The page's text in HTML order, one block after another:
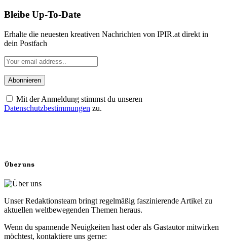
Bleibe Up-To-Date
Erhalte die neuesten kreativen Nachrichten von IPIR.at direkt in
dein Postfach
Mit der Anmeldung stimmst du unseren
Datenschutzbestimmungen zu.
Über uns
Unser Redaktionsteam bringt regelmäßig faszinierende Artikel zu
aktuellen weltbewegenden Themen heraus.
Wenn du spannende Neuigkeiten hast oder als Gastautor mitwirken
möchtest, kontaktiere uns gerne: